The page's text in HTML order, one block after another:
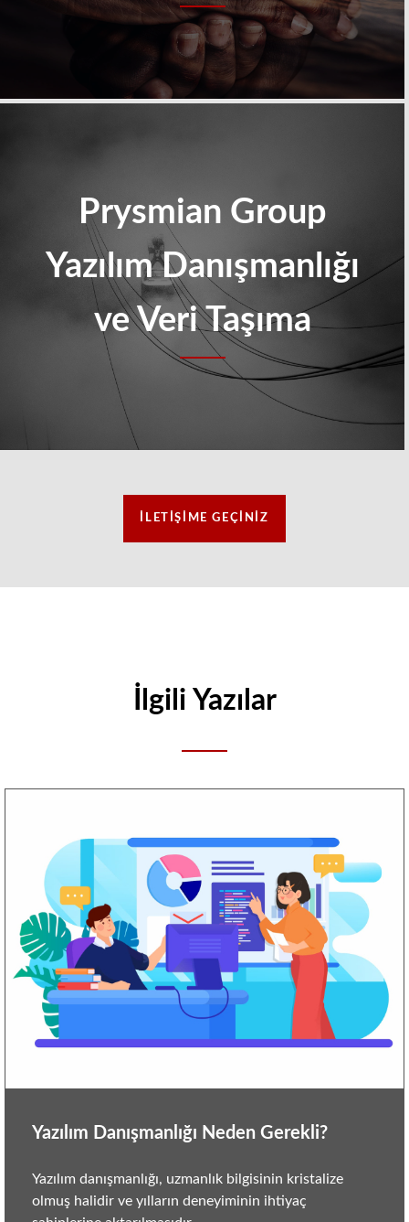
Prysmian Group
Yazılım Danışmanlığı
ve Veri Taşıma
İLETIŞIME GEÇINIZ
İlgili Yazılar
Yazılım Danışmanlığı Neden Gerekli?
Yazılım danışmanlığı, uzmanlık bilgisinin kristalize
olmuş halidir ve yılların deneyiminin ihtiyaç